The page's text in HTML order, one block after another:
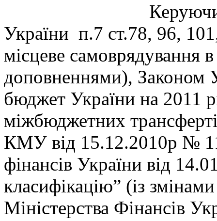
Керуючись
України п.7 ст.78, 96,
місцеве самоврядування в
доповненнями),
бюджет України на 2011
міжбюджетних
КМУ від 15.12.2010р №
фінансів України від
класифікацію” (із
Міністерства Фінансів